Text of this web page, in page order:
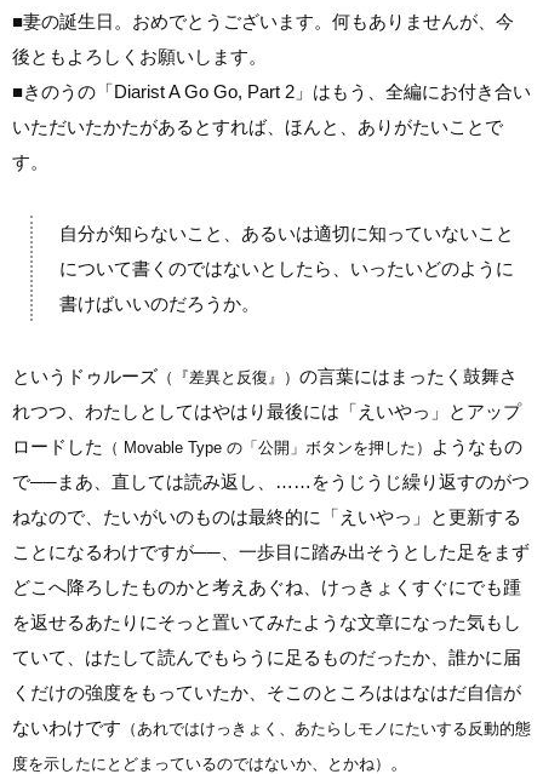
■妻の誕生日。おめでとうございます。何もありませんが、今
後ともよろしくお願いします。
■きのうの「Diarist A Go Go, Part 2」はもう、全編にお付き合い
いただいたかたがあるとすれば、ほんと、ありがたいことで
す。
自分が知らないこと、あるいは適切に知っていないこと
について書くのではないとしたら、いったいどのように
書けばいいのだろうか。
というドゥルーズ （『差異と反復』） の言葉にはまったく鼓舞さ
れつつ、わたしとしてはやはり最後には「えいやっ」とアップ
ロードした
（ Movable Type の「公開」ボタンを押した）
ようなもの
で──まあ、直しては読み返し、 …… をうじうじ繰り返すのがつ
ねなので、たいがいのものは最終的に「えいやっ」と更新する
ことになるわけですが── 、一歩目に踏み出そうとした足をまず
どこへ降ろしたものかと考えあぐね、けっきょくすぐにでも踵
を返せるあたりにそっと置いてみたような文章になった気もし
ていて、はたして読んでもらうに足るものだったか、誰かに届
くだけの強度をもっていたか、そこのところははなはだ自信が
ないわけです （あれではけっきょく、あたらしモノにたいする反動的態
度を示したにとどまっているのではないか、とかね）
。